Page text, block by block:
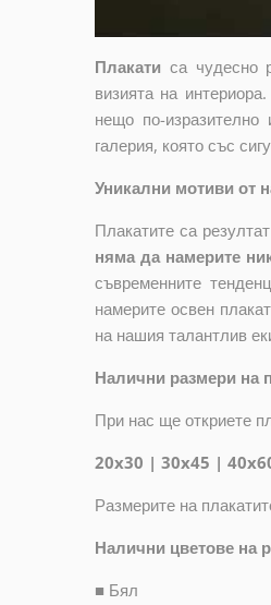
Плакати са чудесно
визията на
нещо по-
галерия, която със
Уникални мотиви от
Плакатите са
няма да намерите
съвременните
намерите освен
на нашия талантлив
Налични размери на
При нас ще откриете
20x30 | 30x45 |
Размерите на
Налични цветове на
■ Бял